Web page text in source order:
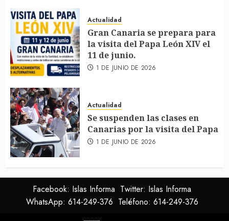
Actualidad
Gran Canaria se prepara para
la visita del Papa León XIV el
11 de junio.
1 DE JUNIO DE 2026
Actualidad
Se suspenden las clases en
Canarias por la visita del Papa
1 DE JUNIO DE 2026
Facebook: Islas Informa Twitter: Islas Informa
WhatsApp: 614-249-376 Teléfono: 614-249-376